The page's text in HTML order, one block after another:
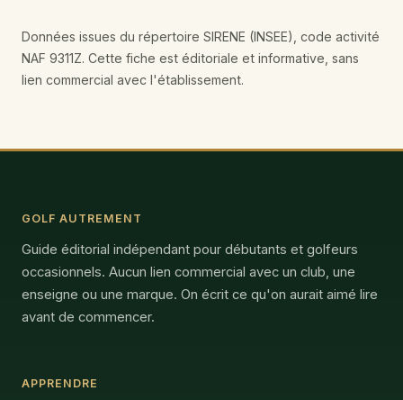
Données issues du répertoire SIRENE (INSEE), code activité
NAF 9311Z. Cette fiche est éditoriale et informative, sans
lien commercial avec l'établissement.
GOLF AUTREMENT
Guide éditorial indépendant pour débutants et golfeurs
occasionnels. Aucun lien commercial avec un club, une
enseigne ou une marque. On écrit ce qu'on aurait aimé lire
avant de commencer.
APPRENDRE